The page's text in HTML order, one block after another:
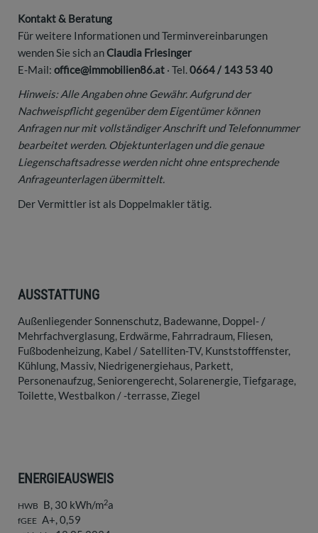
Kontakt & Beratung
Für weitere Informationen und Terminvereinbarungen
wenden Sie sich anClaudia Friesinger
E-Mail: office@immobilien86.at · Tel.0664 / 143 53 40
Hinweis: Alle Angaben ohne Gewähr. Aufgrund der
Nachweispflicht gegenüber dem Eigentümer können
Anfragen nur mit vollständiger Anschrift und Telefonnummer
bearbeitet werden. Objektunterlagen und die genaue
Liegenschaftsadresse werden nicht ohne entsprechende
Anfrageunterlagen übermittelt.
Der Vermittler ist als Doppelmakler tätig.
AUSSTATTUNG
Außenliegender Sonnenschutz Badewanne Doppel- /
Mehrfachverglasung Erdwärme Fahrradraum Fliesen
Fußbodenheizung Kabel / Satelliten-TV Kunststofffenster
Kühlung Massiv Niedrigenergiehaus Parkett
Personenaufzug Seniorengerecht Solarenergie Tiefgarage
Toilette Westbalkon / -terrasse Ziegel
ENERGIEAUSWEIS
HWB B, 30 kWh/m2a
fGEE A+, 0,59